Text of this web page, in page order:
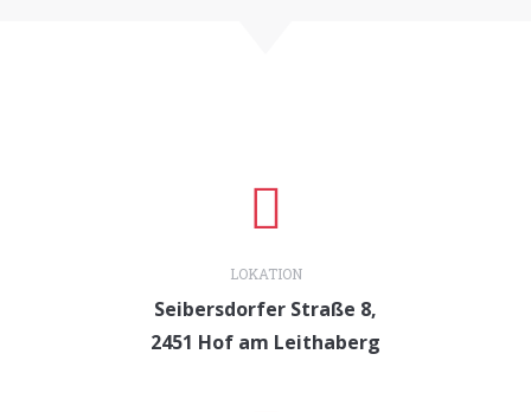
LOKATION
Seibersdorfer Straße 8,
2451 Hof am Leithaberg